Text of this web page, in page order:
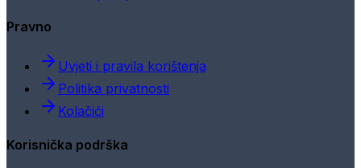
Pravno
Uvjeti i pravila korištenja
Politika privatnosti
Kolačići
Korisnička podrška